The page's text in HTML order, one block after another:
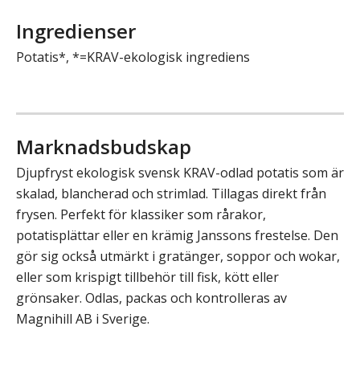
Ingredienser
Potatis*, *=KRAV-ekologisk ingrediens
Marknadsbudskap
Djupfryst ekologisk svensk KRAV-odlad potatis som är
skalad, blancherad och strimlad. Tillagas direkt från
frysen. Perfekt för klassiker som rårakor,
potatisplättar eller en krämig Janssons frestelse. Den
gör sig också utmärkt i gratänger, soppor och wokar,
eller som krispigt tillbehör till fisk, kött eller
grönsaker. Odlas, packas och kontrolleras av
Magnihill AB i Sverige.